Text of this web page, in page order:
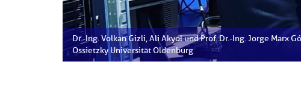
Dr.-Ing. Volkan Gizli, Ali Akyol und Prof. Dr.-Ing. Jorge Marx
Ossietzky Universität Oldenburg